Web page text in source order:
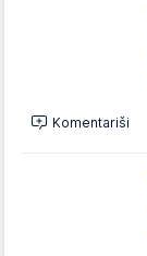
Komentariši